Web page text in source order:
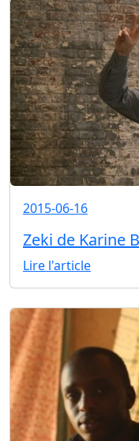
2015-06-16
Zeki de Karine
Lire l'article